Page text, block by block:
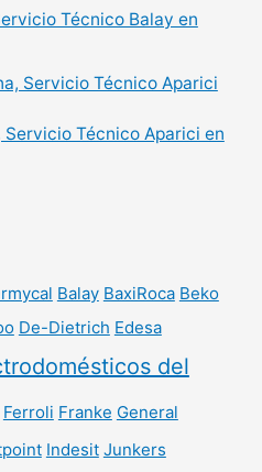
Técnico Balay en
Técnico Aparici en
Balay BaxiRoca Beko
De-Dietrich Edesa
del
Ferroli Franke General
Indesit Junkers